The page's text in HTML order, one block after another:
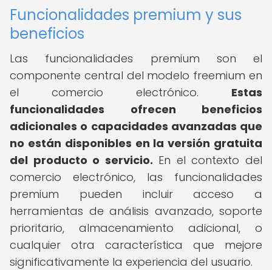
Funcionalidades premium y sus
beneficios
Las funcionalidades premium son el
componente central del modelo freemium en
el comercio electrónico. Estas
funcionalidades ofrecen beneficios
adicionales o capacidades avanzadas que
no están disponibles en la versión gratuita
del producto o servicio. En el contexto del
comercio electrónico, las funcionalidades
premium pueden incluir acceso a
herramientas de análisis avanzado, soporte
prioritario, almacenamiento adicional, o
cualquier otra característica que mejore
significativamente la experiencia del usuario.